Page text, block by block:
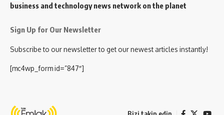
business and technology news network on the planet
Sign Up for Our Newsletter
Subscribe to our newsletter to get our newest articles instantly!
[mc4wp_form id=”847″]